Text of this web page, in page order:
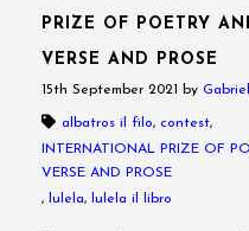
PRIZE OF POETRY
VERSE AND PROSE
15th September 2021 by
albatros il filo, contest,
INTERNATIONAL PRIZE OF
VERSE AND PROSE
, lulela, lulela il libro